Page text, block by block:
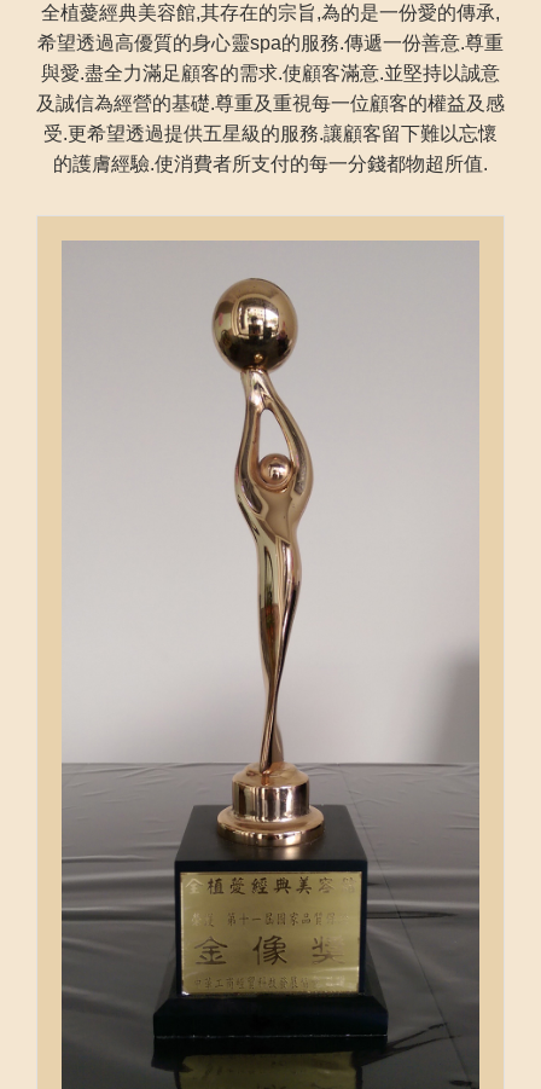
全植薆經典美容館,其存在的宗旨,為的是一份愛的傳承,
希望透過高優質的身心靈spa的服務.傳遞一份善意.尊重
與愛.盡全力滿足顧客的需求.使顧客滿意.並堅持以誠意
及誠信為經營的基礎.尊重及重視每一位顧客的權益及感
受.更希望透過提供五星級的服務.讓顧客留下難以忘懷
的護膚經驗.使消費者所支付的每一分錢都物超所值.